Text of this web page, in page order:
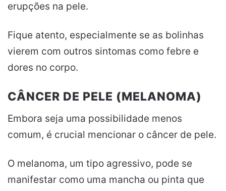
erupções na pele.
Fique atento, especialmente se as bolinhas
vierem com outros sintomas como febre e
dores no corpo.
CÂNCER DE PELE (MELANOMA)
Embora seja uma possibilidade menos
comum, é crucial mencionar o câncer de pele.
O melanoma, um tipo agressivo, pode se
manifestar como uma mancha ou pinta que